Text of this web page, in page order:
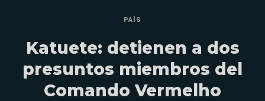
PAÍS
Katuete: detienen a dos
presuntos miembros del
Comando Vermelho